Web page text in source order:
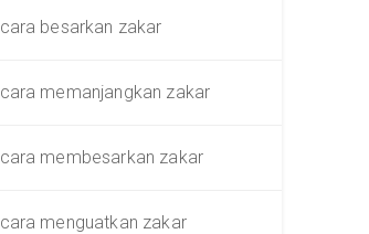
cara besarkan zakar
cara memanjangkan zakar
cara membesarkan zakar
cara menguatkan zakar